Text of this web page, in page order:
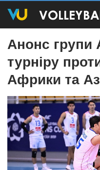
Анонс групи
турніру
Африки та